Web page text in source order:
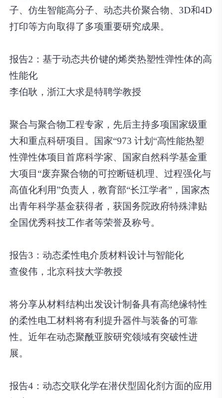
子、仿生智能高分子、动态共价聚合物、3D和4D
打印等方向取得了多项重要研究成果。
报告2：基于动态共价键的烯类热塑性弹性体的高
性能化
李伯耿，浙江大求是特聘学教授
聚合与聚合物工程专家，先后主持多项国家级重
大和重点科研项目。国家“973 计划“高性能热塑
性弹性体项目首席科学家、国家自然科学基金重
大项目“废弃聚合物的可控断链机理、过程强化与
高值化利用”负责人，教育部“长江学者”，国家杰
出青年科学基金获得者，获国务院政府特殊津贴
全国优秀科技工作者等荣誉及称号。
报告3：动态柔性电介质材料设计与智能化
查俊伟，北京科技大学教授
将分享从材料结构出发设计制备具有高绝缘特性
的柔性电工材料将有利提升器件与装备的可靠
性。近年在动态聚酰亚胺研究领域有突破性进
展。
报告4：动态交联化学在潜伏型固化剂方面的应用